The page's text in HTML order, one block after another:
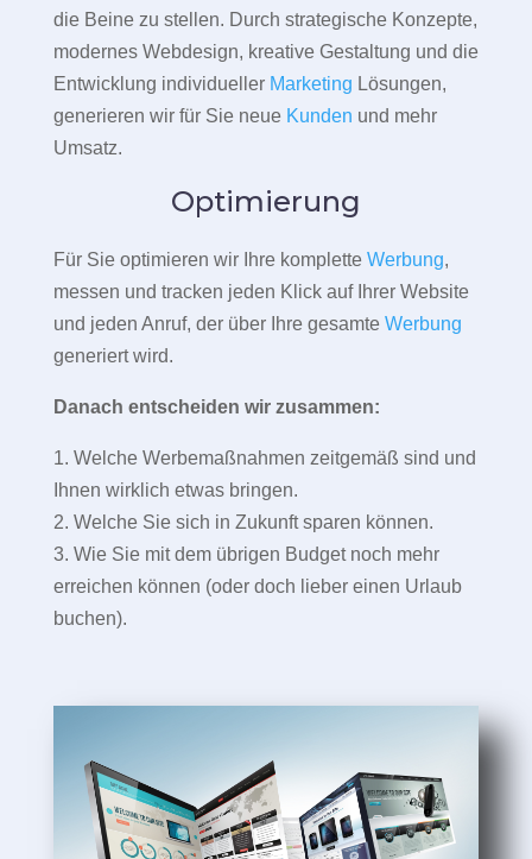
die Beine zu stellen. Durch strategische Konzepte,
modernes Webdesign, kreative Gestaltung und die
Entwicklung individueller Marketing Lösungen,
generieren wir für Sie neue Kunden und mehr
Umsatz.
Optimierung
Für Sie optimieren wir Ihre komplette Werbung,
messen und tracken jeden Klick auf Ihrer Website
und jeden Anruf, der über Ihre gesamte Werbung
generiert wird.
Danach entscheiden wir zusammen:
1. Welche Werbemaßnahmen zeitgemäß sind und
Ihnen wirklich etwas bringen.
2. Welche Sie sich in Zukunft sparen können.
3. Wie Sie mit dem übrigen Budget noch mehr
erreichen können (oder doch lieber einen Urlaub
buchen).